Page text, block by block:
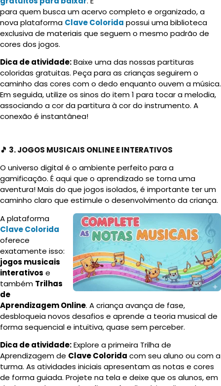
para quem busca um acervo completo e organizado, a
nova plataforma Clave Colorida possui uma biblioteca
exclusiva de materiais que seguem o mesmo padrão de
cores dos jogos.
Dica de atividade:Baixe uma das nossas partituras
coloridas gratuitas. Peça para as crianças seguirem o
caminho das cores com o dedo enquanto ouvem a música.
Em seguida, utilize os sinos do item 1 para tocar a melodia,
associando a cor da partitura à cor do instrumento. A
conexão é instantânea!
🎵 3. JOGOS MUSICAIS ONLINE E INTERATIVOS
O universo digital é o ambiente perfeito para a
gamificação. É aqui que o aprendizado se torna uma
aventura! Mais do que jogos isolados, é importante ter um
caminho claro que estimule o desenvolvimento da criança.
A plataforma
Clave Colorida
oferece
exatamente isso:
jogos musicais
interativos e
também Trilhas
de
Aprendizagem Online. A criança avança de fase,
desbloqueia novos desafios e aprende a teoria musical de
forma sequencial e intuitiva, quase sem perceber.
Dica de atividade:Explore a primeira Trilha de
Aprendizagem de Clave Colorida com seu aluno ou com a
turma. As atividades iniciais apresentam as notas e cores
de forma guiada. Projete na tela e deixe que os alunos, em